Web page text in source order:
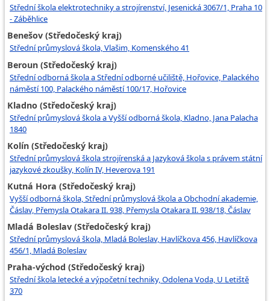
Střední škola elektrotechniky a strojírenství, Jesenická 3067/1, Praha 10
- Záběhlice
Benešov (Středočeský kraj)
Střední průmyslová škola, Vlašim, Komenského 41
Beroun (Středočeský kraj)
Střední odborná škola a Střední odborné učiliště, Hořovice, Palackého
náměstí 100, Palackého náměstí 100/17, Hořovice
Kladno (Středočeský kraj)
Střední průmyslová škola a Vyšší odborná škola, Kladno, Jana Palacha
1840
Kolín (Středočeský kraj)
Střední průmyslová škola strojírenská a Jazyková škola s právem státní
jazykové zkoušky, Kolín IV, Heverova 191
Kutná Hora (Středočeský kraj)
Vyšší odborná škola, Střední průmyslová škola a Obchodní akademie,
Čáslav, Přemysla Otakara II. 938, Přemysla Otakara II. 938/18, Čáslav
Mladá Boleslav (Středočeský kraj)
Střední průmyslová škola, Mladá Boleslav, Havlíčkova 456, Havlíčkova
456/1, Mladá Boleslav
Praha-východ (Středočeský kraj)
Střední škola letecké a výpočetní techniky, Odolena Voda, U Letiště
370